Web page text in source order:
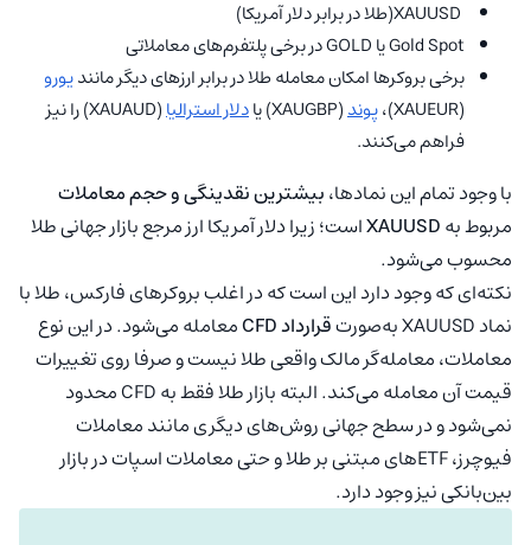
Gold Spot یا GOLD در برخی پلتفرم‌های معاملاتی
برخی بروکرها امکان معامله طلا در برابر ارزهای دیگر مانندیورو
(XAUEUR)،
پوند(XAUGBP) یا دلار استرالیا
(XAUAUD) را نیز
فراهم می‌کنند.
با وجود تمام این نمادها،بیشترین نقدینگی و حجم معاملات
مربوط بهXAUUSDاست؛ زیرا دلار آمریکا ارز مرجع بازار جهانی طلا
محسوب می‌شود.
نکته‌ای که وجود دارد این است که در اغلب بروکرهای فارکس، طلا با
نماد XAUUSD به‌صورت
قراردادCFDمعامله می‌شود. در این نوع
معاملات، معامله‌گر مالک واقعی طلا نیست و صرفا روی تغییرات
قیمت آن معامله می‌کند. البته بازار طلا فقط به CFD محدود
نمی‌شود و در سطح جهانی روش‌های دیگری مانند معاملات
فیوچرز، ETFهای مبتنی بر طلا و حتی معاملات اسپات در بازار
بین‌بانکی نیز وجود دارد.